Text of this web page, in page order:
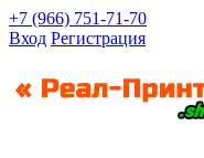
+7 (966) 751-71-70
Вход Регистрация